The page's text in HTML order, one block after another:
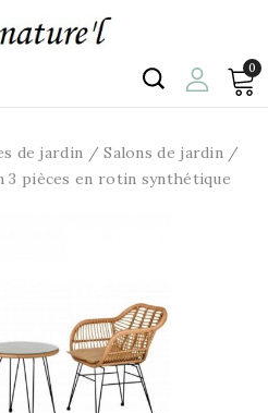
0
de jardin
Salons de jardin
3 pièces en rotin synthétique